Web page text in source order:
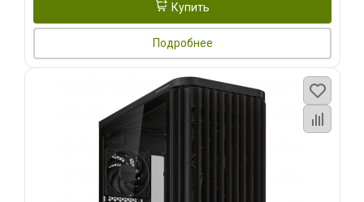
Купить
Подробнее